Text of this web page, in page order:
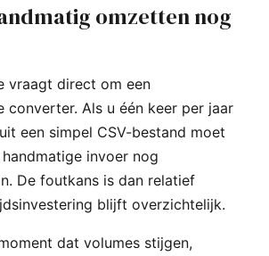
omzetten nog
vraagt direct om een
converter. Als u één keer per jaar
een simpel CSV-bestand moet
invoer nog
De foutkans is dan relatief
blijft overzichtelijk.
dat volumes stijgen,